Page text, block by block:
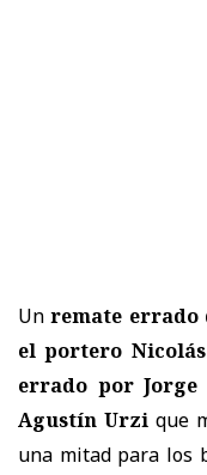
Unremate errado
el portero
errado por Jorge
Agustín Urzi que
una mitad para los